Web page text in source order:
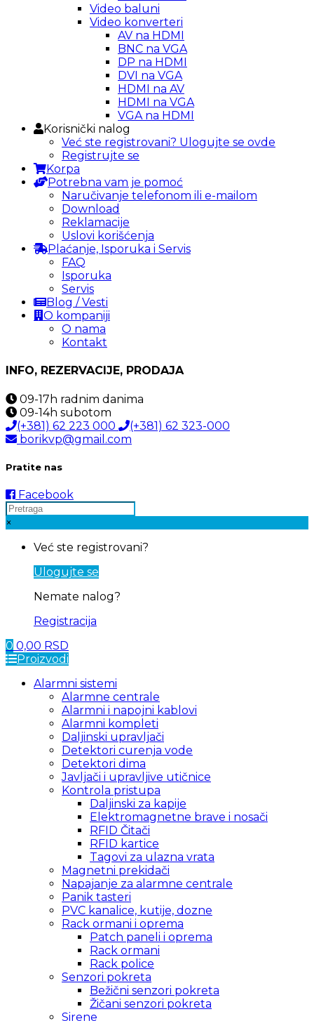
Video baluni
Video konverteri
AV na HDMI
BNC na VGA
DP na HDMI
DVI na VGA
HDMI na AV
HDMI na VGA
VGA na HDMI
Korisnički nalog
Već ste registrovani? Ulogujte se ovde
Registrujte se
Korpa
Potrebna vam je pomoć
Naručivanje telefonom ili e-mailom
Download
Reklamacije
Uslovi korišćenja
Plaćanje, Isporuka i Servis
FAQ
Isporuka
Servis
Blog / Vesti
O kompaniji
O nama
Kontakt
INFO, REZERVACIJE, PRODAJA
09-17h radnim danima
09-14h subotom
(+381) 62 223 000
(+381) 62 323-000
borikvp@gmail.com
Pratite nas
Facebook
×
Već ste registrovani?
Ulogujte se
Nemate nalog?
Registracija
0 0,00 RSD
Proizvodi
Alarmni sistemi
Alarmne centrale
Alarmni i napojni kablovi
Alarmni kompleti
Daljinski upravljači
Detektori curenja vode
Detektori dima
Javljači i upravljive utičnice
Kontrola pristupa
Daljinski za kapije
Elektromagnetne brave i nosači
RFID Čitači
RFID kartice
Tagovi za ulazna vrata
Magnetni prekidači
Napajanje za alarmne centrale
Panik tasteri
PVC kanalice, kutije, dozne
Rack ormani i oprema
Patch paneli i oprema
Rack ormani
Rack police
Senzori pokreta
Bežični senzori pokreta
Žičani senzori pokreta
Sirene